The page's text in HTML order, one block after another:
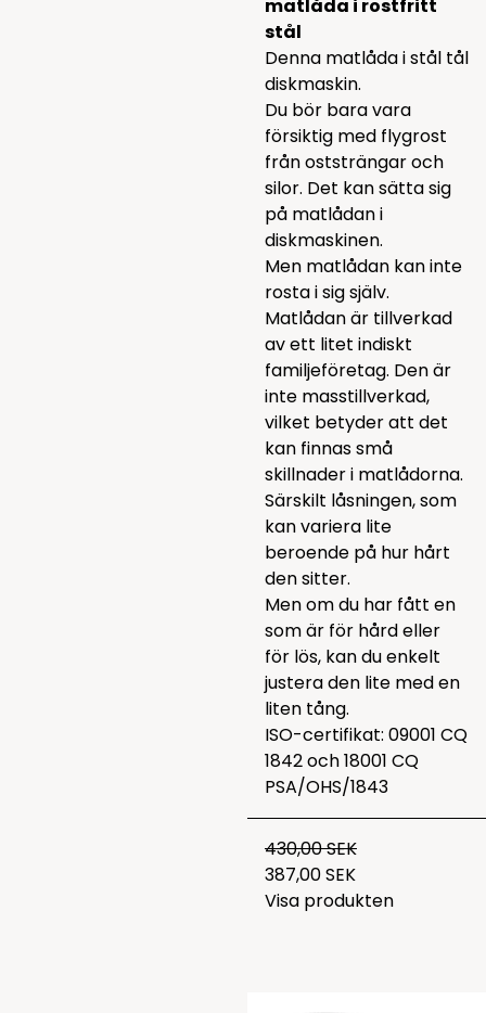
matlåda i rostfritt
stål
Denna matlåda i stål tål
diskmaskin.
Du bör bara vara
försiktig med flygrost
från oststrängar och
silor. Det kan sätta sig
på matlådan i
diskmaskinen.
Men matlådan kan inte
rosta i sig själv.
Matlådan är tillverkad
av ett litet indiskt
familjeföretag. Den är
inte masstillverkad,
vilket betyder att det
kan finnas små
skillnader i matlådorna.
Särskilt låsningen, som
kan variera lite
beroende på hur hårt
den sitter.
Men om du har fått en
som är för hård eller
för lös, kan du enkelt
justera den lite med en
liten tång.
ISO-certifikat: 09001 CQ
1842 och 18001 CQ
PSA/OHS/1843
430,00 SEK
387,00 SEK
Visa produkten